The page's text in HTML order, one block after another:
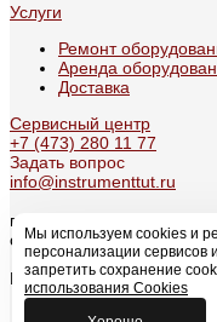
Услуги
Ремонт
Аренда
Доставка
Сервисный центр
+7 (473) 280 11 77
Задать вопрос
info@instrumenttut.ru
г. Воронеж, проспект
с 09:00 по 17:30
Мы в соцсетях
Мы используем cookies и
персонализации сервисов
запретить сохранение
использования Cookies